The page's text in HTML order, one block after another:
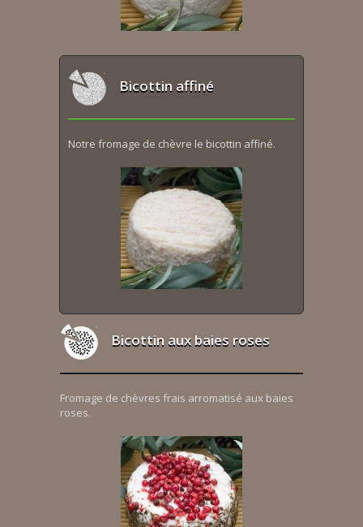
Bicottin affiné
Notre fromage de chèvre le bicottin affiné.
Bicottin aux baies roses
Fromage de chèvres frais arromatisé aux baies
roses.